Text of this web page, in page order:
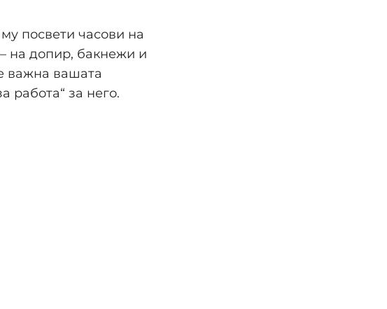
посвети часови на
на допир, бакнежи и
важна вашата
работа“ за него.